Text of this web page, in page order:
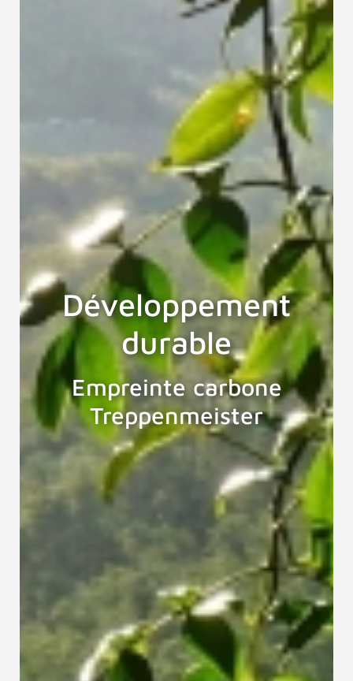
Développement
durable
Empreinte carbone
Treppenmeister